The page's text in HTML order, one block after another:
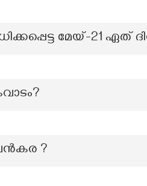
മേയ്-21 ഏത്
?